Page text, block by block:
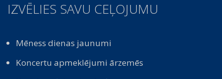
IZVĒLIES SAVU CEĻOJUMU
Mēness dienas jaunumi
Koncertu apmeklējumi ārzemēs